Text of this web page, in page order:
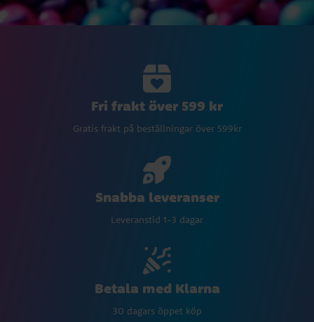
Fri frakt över 599 kr
Gratis frakt på beställningar över 599kr
Snabba leveranser
Leveranstid 1-3 dagar
Betala med Klarna
30 dagars öppet köp